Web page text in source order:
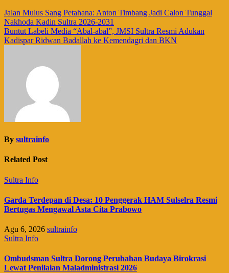
Navigasi
pos
Jalan Mulus Sang Petahana: Anton Timbang Jadi Calon Tunggal
Nakhoda Kadin Sultra 2026-2031
Buntut Labeli Media “Abal-abal”, JMSI Sultra Resmi Adukan
Kadispar Ridwan Badallah ke Kemendagri dan BKN
By sultrainfo
Related Post
Sultra Info
Garda Terdepan di Desa: 10 Penggerak HAM Sulselra Resmi
Bertugas Mengawal Asta Cita Prabowo
Agu 6, 2026 sultrainfo
Sultra Info
Ombudsman Sultra Dorong Perubahan Budaya Birokrasi
Lewat Penilaian Maladministrasi 2026